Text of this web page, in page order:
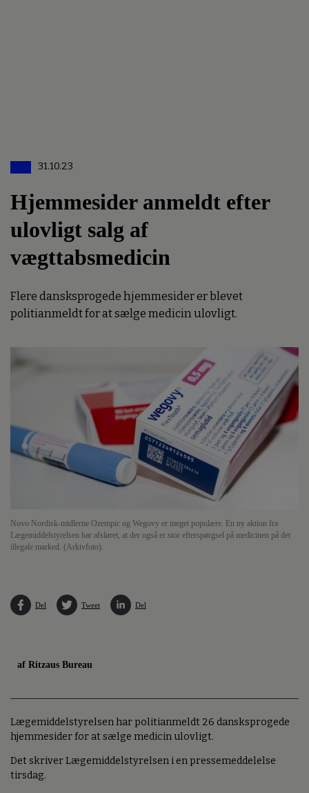
31.10.23
Hjemmesider anmeldt efter
ulovligt salg af
vægttabsmedicin
Flere dansksprogede hjemmesider er blevet
politianmeldt for at sælge medicin ulovligt.
Novo Nordisk-midlerne Ozempic og Wegovy er meget populære. En ny aktion fra
Lægemiddelstyrelsen har afsløret, at der også er stor efterspørgsel på medicinen på det
illegale marked. (Arkivfoto).
Del Tweet Del
af Ritzaus Bureau
Lægemiddelstyrelsen har politianmeldt 26 dansksprogede
hjemmesider for at sælge medicin ulovligt.
Det skriver Lægemiddelstyrelsen i en pressemeddelelse
tirsdag.